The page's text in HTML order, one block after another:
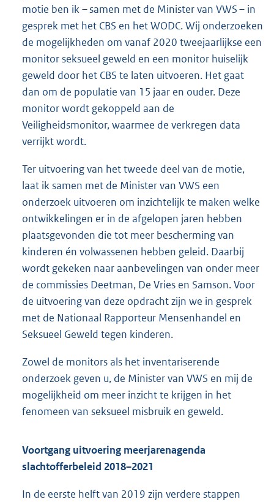
motie ben ik – samen met de Minister van VWS – in
gesprek met het CBS en het WODC. Wij onderzoeken
de mogelijkheden om vanaf 2020 tweejaarlijkse een
monitor seksueel geweld en een monitor huiselijk
geweld door het CBS te laten uitvoeren. Het gaat
dan om de populatie van 15 jaar en ouder. Deze
monitor wordt gekoppeld aan de
Veiligheidsmonitor, waarmee de verkregen data
verrijkt wordt.
Ter uitvoering van het tweede deel van de motie,
laat ik samen met de Minister van VWS een
onderzoek uitvoeren om inzichtelijk te maken welke
ontwikkelingen er in de afgelopen jaren hebben
plaatsgevonden die tot meer bescherming van
kinderen én volwassenen hebben geleid. Daarbij
wordt gekeken naar aanbevelingen van onder meer
de commissies Deetman, De Vries en Samson. Voor
de uitvoering van deze opdracht zijn we in gesprek
met de Nationaal Rapporteur Mensenhandel en
Seksueel Geweld tegen kinderen.
Zowel de monitors als het inventariserende
onderzoek geven u, de Minister van VWS en mij de
mogelijkheid om meer inzicht te krijgen in het
fenomeen van seksueel misbruik en geweld.
Voortgang uitvoering meerjarenagenda
slachtofferbeleid 2018–2021
In de eerste helft van 2019 zijn verdere stappen